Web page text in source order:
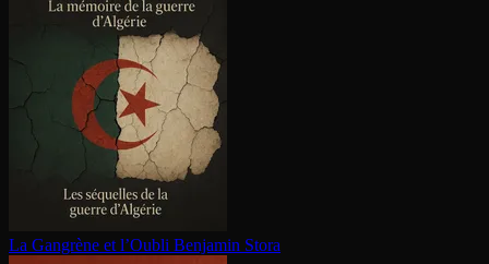
La Gangrène et l’Oubli Benjamin Stora